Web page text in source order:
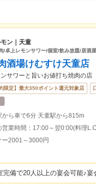
ン｜天童
/卓上レモンサワー/個室/飲み放題/居酒
酒場けむすけ天童店
サワーと旨いお値打ち焼肉の店
限定】最大350ポイント還元対象店
から車で6分 天童駅から815m
営業時間：17:00～翌0:00(料理
ー2001～3000円
完備で20人以上の宴会可能♪宴